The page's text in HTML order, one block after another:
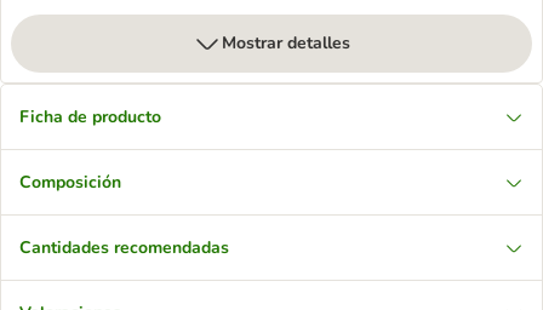
Mostrar detalles
Ficha de producto
Composición
Cantidades recomendadas